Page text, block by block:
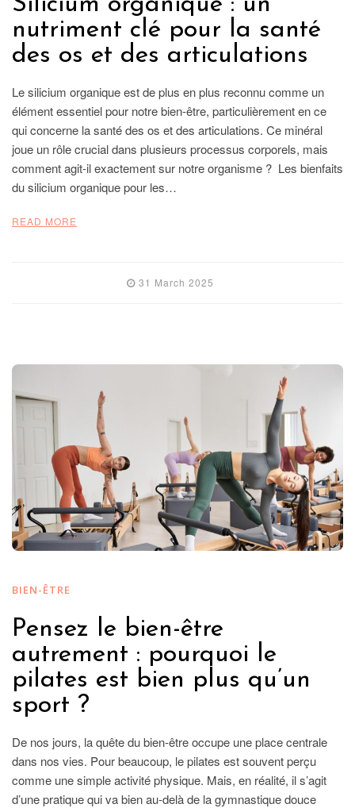
nutriment clé pour la santé
des os et des articulations
Le silicium organique est de plus en plus reconnu comme un
élément essentiel pour notre bien-être, particulièrement en ce
qui concerne la santé des os et des articulations. Ce minéral
joue un rôle crucial dans plusieurs processus corporels, mais
comment agit-il exactement sur notre organisme ? Les bienfaits
du silicium organique pour les…
READ MORE
31 March 2025
BIEN-ÊTRE
Pensez le bien-être
autrement : pourquoi le
pilates est bien plus qu’un
sport ?
De nos jours, la quête du bien-être occupe une place centrale
dans nos vies. Pour beaucoup, le pilates est souvent perçu
comme une simple activité physique. Mais, en réalité, il s’agit
d’une pratique qui va bien au-delà de la gymnastique douce